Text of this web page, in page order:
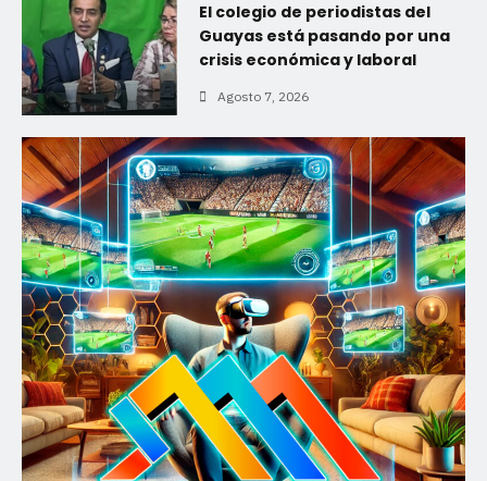
El colegio de periodistas del
Guayas está pasando por una
crisis económica y laboral
Agosto 7, 2026